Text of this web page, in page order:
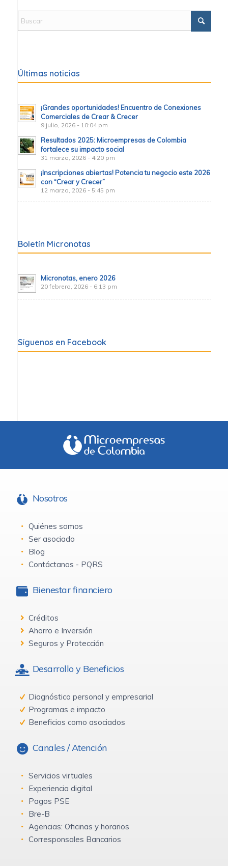
Últimas noticias
¡Grandes oportunidades! Encuentro de Conexiones
Comerciales de Crear & Crecer
9 julio, 2026 - 10:04 pm
Resultados 2025: Microempresas de Colombia
fortalece su impacto social
31 marzo, 2026 - 4:20 pm
¡Inscripciones abiertas! Potencia tu negocio este 2026
con “Crear y Crecer”
12 marzo, 2026 - 5:45 pm
Boletín Micronotas
Micronotas, enero 2026
20 febrero, 2026 - 6:13 pm
Síguenos en Facebook
Nosotros
Quiénes somos
Ser asociado
Blog
Contáctanos - PQRS
Bienestar financiero
Créditos
Ahorro e Inversión
Seguros y Protección
Desarrollo y Beneficios
Diagnóstico personal y empresarial
Programas e impacto
Beneficios como asociados
Canales / Atención
Servicios virtuales
Experiencia digital
Pagos PSE
Bre-B
Agencias: Oficinas y horarios
Corresponsales Bancarios